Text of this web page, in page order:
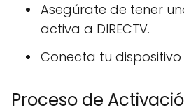
Asegúrate de tener
activa a DIRECTV.
Conecta tu dispositivo
Proceso de